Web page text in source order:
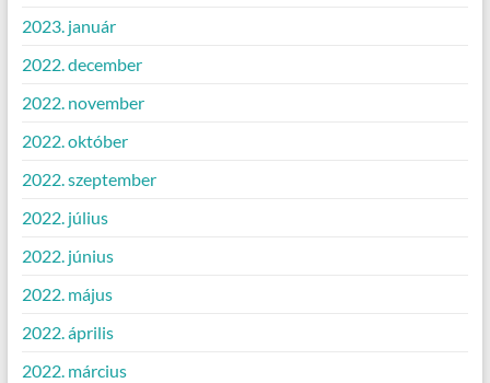
2023. január
2022. december
2022. november
2022. október
2022. szeptember
2022. július
2022. június
2022. május
2022. április
2022. március